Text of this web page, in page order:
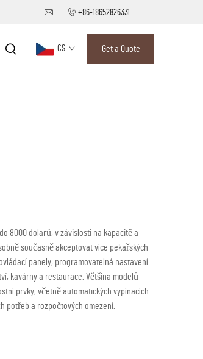
+86-18652826331
CS Get a Quote
8000 dolarů, v závislosti na kapacitě a
současně akceptovat více pekařských
panely, programovatelná nastavení
kavárny a restaurace. Většina modelů
prvky, včetně automatických vypínacích
potřeb a rozpočtových omezení.